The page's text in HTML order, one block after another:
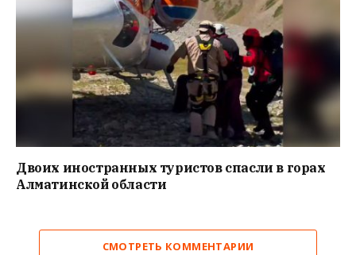
Двоих иностранных туристов спасли в горах
Алматинской области
СМОТРЕТЬ КОММЕНТАРИИ